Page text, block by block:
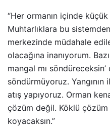
“Her ormanın içinde
Muhtarlıklara bu
merkezinde müdahale
olacağına inanıyorum.
mangal mı
söndürmüyoruz. Yangının
atış yapıyoruz. Orman
çözüm değil. Köklü
koyacaksın.”